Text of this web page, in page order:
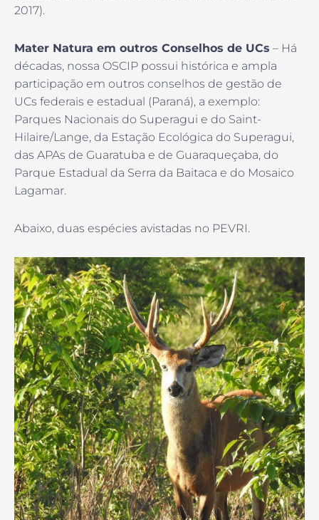
2017).
Mater Natura em outros Conselhos de UCs – Há
décadas, nossa OSCIP possui histórica e ampla
participação em outros conselhos de gestão de
UCs federais e estadual (Paraná), a exemplo:
Parques Nacionais do Superagui e do Saint-
Hilaire/Lange, da Estação Ecológica do Superagui,
das APAs de Guaratuba e de Guaraqueçaba, do
Parque Estadual da Serra da Baitaca e do Mosaico
Lagamar.
Abaixo, duas espécies avistadas no PEVRI.